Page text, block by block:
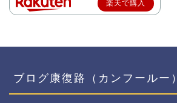
楽天で購入
ブログ康復路（カンフールー）